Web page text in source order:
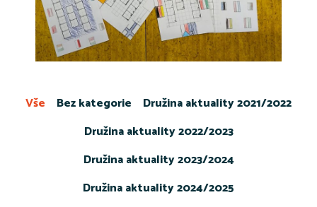
Bez kategorie
Družina aktuality 2021/2022
Družina aktuality 2022/2023
Družina aktuality 2023/2024
Družina aktuality 2024/2025
Vše